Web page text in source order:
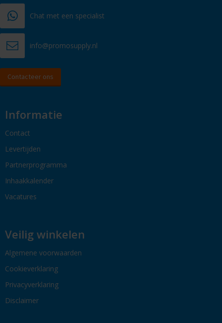
Chat met een specialist
info@promosupply.nl
Contacteer ons
Informatie
Contact
Levertijden
Partnerprogramma
Inhaakkalender
Vacatures
Veilig winkelen
Algemene voorwaarden
Cookieverklaring
Privacyverklaring
Disclaimer